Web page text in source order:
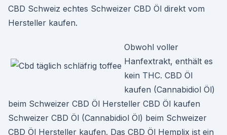
CBD Schweiz echtes Schweizer CBD Öl direkt vom
Hersteller kaufen.
Obwohl voller
Hanfextrakt, enthält es
kein THC. CBD Öl
kaufen (Cannabidiol Öl)
beim Schweizer CBD Öl Hersteller CBD Öl kaufen
Schweizer CBD Öl (Cannabidiol Öl) beim Schweizer
CBD Öl Hersteller kaufen. Das CBD Öl Hemplix ist ein